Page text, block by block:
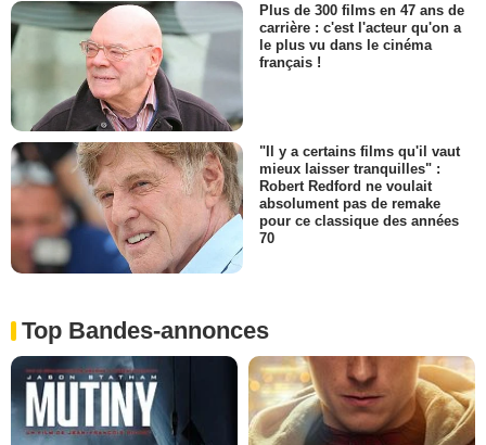
Plus de 300 films en 47 ans de
carrière : c'est l'acteur qu'on a
le plus vu dans le cinéma
français !
"Il y a certains films qu'il vaut
mieux laisser tranquilles" :
Robert Redford ne voulait
absolument pas de remake
pour ce classique des années
70
Top Bandes-annonces